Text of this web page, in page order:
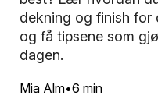
6 min
dekning og finish for
og få tipsene som
dagen.
Mia Alm